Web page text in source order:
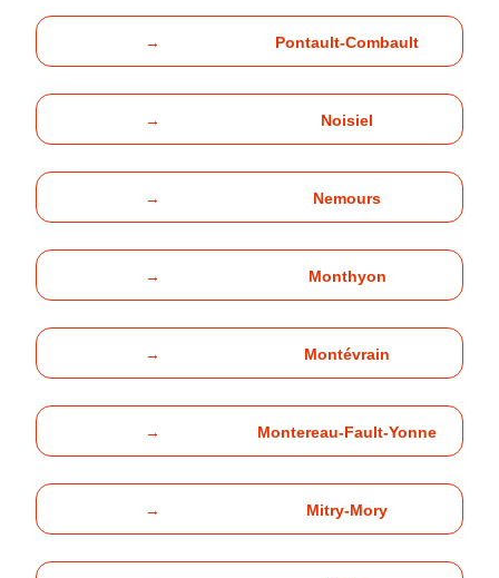
→ Pontault-Combault
→ Noisiel
→ Nemours
→ Monthyon
→ Montévrain
→ Montereau-Fault-Yonne
→ Mitry-Mory